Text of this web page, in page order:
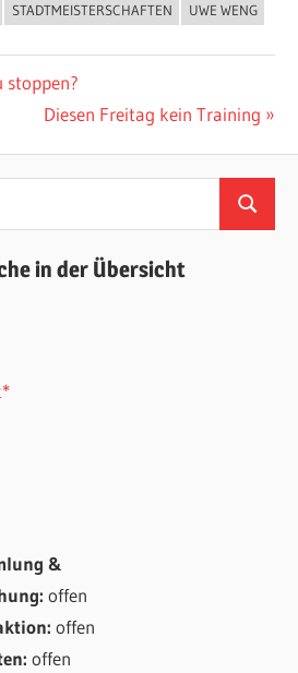
STADTMEISTERSCHAFTEN UWE WENG
stoppen?
Nächster
Diesen Freitag kein Training
Suchen
in der Übersicht
&
offen
offen
offen